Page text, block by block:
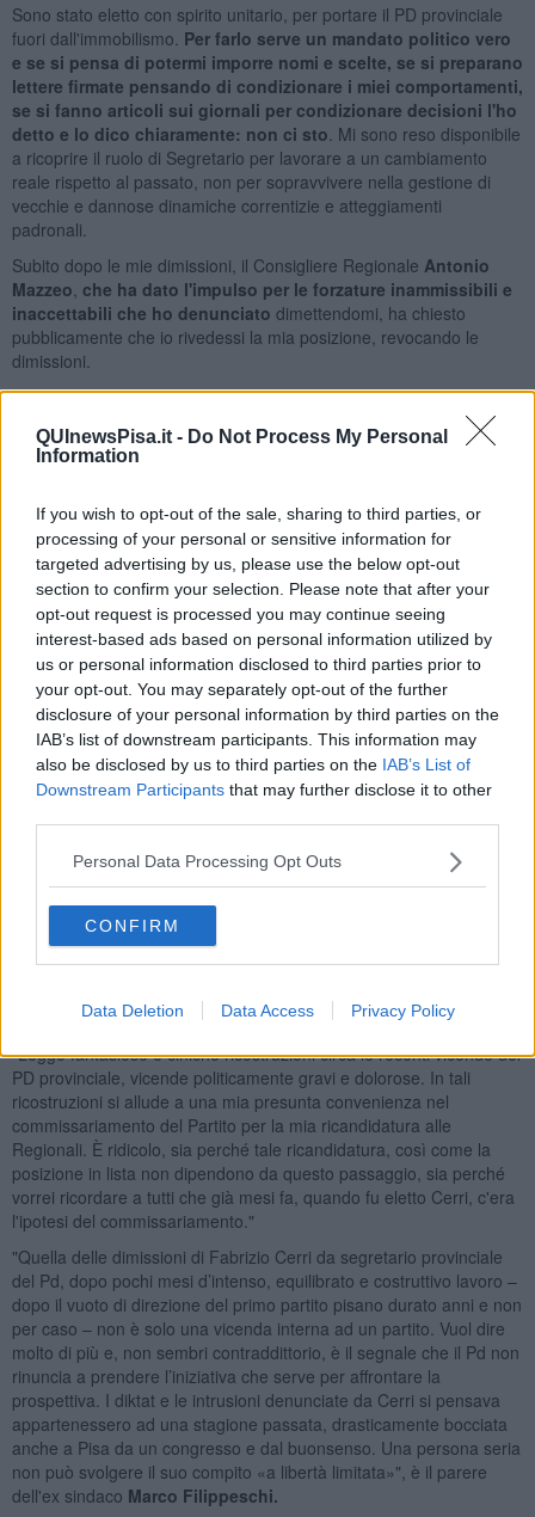
QUInewsPisa.it - Do Not Process My Personal
Information
If you wish to opt-out of the sale, sharing to third parties, or
processing of your personal or sensitive information for
targeted advertising by us, please use the below opt-out
section to confirm your selection. Please note that after your
opt-out request is processed you may continue seeing
interest-based ads based on personal information utilized by
us or personal information disclosed to third parties prior to
your opt-out. You may separately opt-out of the further
disclosure of your personal information by third parties on the
IAB’s list of downstream participants. This information may
also be disclosed by us to third parties on the IAB’s List of
Downstream Participants that may further disclose it to other
Personal Data Processing Opt Outs
CONFIRM
Data Deletion Data Access Privacy Policy
Sono stato eletto con spirito unitario, per portare il PD provinciale
fuori dall'immobilismo. Per farlo serve un mandato politico vero
e se si pensa di potermi imporre nomi e scelte, se si preparano
lettere firmate pensando di condizionare i miei comportamenti,
se si fanno articoli sui giornali per condizionare decisioni l'ho
detto e lo dico chiaramente: non ci sto . Mi sono reso disponibile
a ricoprire il ruolo di Segretario per lavorare a un cambiamento
reale rispetto al passato, non per sopravvivere nella gestione di
vecchie e dannose dinamiche correntizie e atteggiamenti
padronali.
Subito dopo le mie dimissioni, il Consigliere Regionale Antonio
Mazzeo che ha dato l'impulso per le forzature inammissibili e
inaccettabili che ho denunciato dimettendomi, ha chiesto
pubblicamente che io rivedessi la mia posizione, revocando le
dimissioni.
Ho visto questo fatto come una novità positiva e un'apertura al
ho subito
dato la disponibilità a prendere in considerazione la revoca
delle dimissioni, a patto che si rimuovessero le cause che le
nessuna iniziativa concreta è stata intrapresa da parte dello
stesso Mazzeo, neanche una semplice telefonata.
Per questo sono costretto a prendere atto che le sue dichiarazioni
altro non erano che semplici auspici e non una chiara e precisa
volontà di cambiamento nell'approccio politico.
Credo si debba definitivamente costatare chenessuna delle
condizioni politiche da me poste è stata presa in
considerazione. Come se non bastasse proprio in questi giorni e
nel mezzo di questa fase delicata, abbiamo addirittura assistito a
nuove autocandidature a mezzo stampa per le prossime elezioni
regionali, fuori da una discussione del partito e anticipando le
regole e gli indirizzi che, la Direzione Regionale del Pd sta
definendo.
Per queste ragioni ritengo che, nell’interesse generale del Partito
Democratico, si debba consideraredefinitivamente conclusa la
fase di verifica delle condizioni poste con la richiesta di
ritirare le dimissioni, ribadendo che le stesse sono da ritenersi
"Leggo fantasiose e ciniche ricostruzioni circa le recenti vicende del
PD provinciale, vicende politicamente gravi e dolorose. In tali
ricostruzioni si allude a una mia presunta convenienza nel
commissariamento del Partito per la mia ricandidatura alle
Regionali. È ridicolo, sia perché tale ricandidatura, così come la
posizione in lista non dipendono da questo passaggio, sia perché
vorrei ricordare a tutti che già mesi fa, quando fu eletto Cerri, c'era
l'ipotesi del commissariamento."
"Quella delle dimissioni di Fabrizio Cerri da segretario provinciale
del Pd, dopo pochi mesi d’intenso, equilibrato e costruttivo lavoro –
dopo il vuoto di direzione del primo partito pisano durato anni e non
per caso – non è solo una vicenda interna ad un partito. Vuol dire
molto di più e, non sembri contraddittorio, è il segnale che il Pd non
rinuncia a prendere l’iniziativa che serve per affrontare la
prospettiva. I diktat e le intrusioni denunciate da Cerri si pensava
appartenessero ad una stagione passata, drasticamente bocciata
anche a Pisa da un congresso e dal buonsenso. Una persona seria
non può svolgere il suo compito «a libertà limitata»", è il parere
dell'ex sindaco Marco Filippeschi.